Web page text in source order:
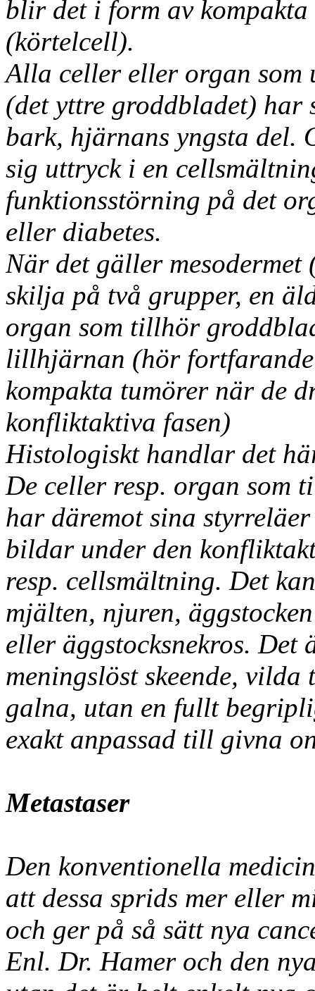
blir det i form av
(körtelcell).
Alla celler eller organ som
(det yttre groddbladet)
bark, hjärnans yngsta del.
sig uttryck i en
funktionsstörning på det
eller diabetes.
När det gäller
skilja på två grupper, en
organ som tillhör
lillhjärnan (hör
kompakta tumörer när de
konfliktaktiva fasen)
Histologiskt handlar det
De celler resp. organ som
har däremot sina
bildar under den
resp. cellsmältning. Det
mjälten, njuren,
eller äggstocksnekros.
meningslöst skeende,
galna, utan en fullt
exakt anpassad till givna
Metastaser
Den konventionella
att dessa sprids mer eller
och ger på så sätt nya
Enl. Dr. Hamer och den